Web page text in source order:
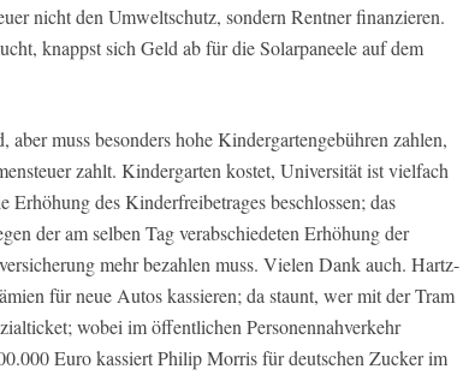
nicht den Umweltschutz, sondern Rentner finanzieren.
knappst sich Geld ab für die Solarpaneele auf dem
muss besonders hohe Kindergartengebühren zahlen,
zahlt. Kindergarten kostet, Universität ist vielfach
Erhöhung des Kinderfreibetrages beschlossen; das
der am selben Tag verabschiedeten Erhöhung der
mehr bezahlen muss. Vielen Dank auch. Hartz-
für neue Autos kassieren; da staunt, wer mit der Tram
wobei im öffentlichen Personennahverkehr
Euro kassiert Philip Morris für deutschen Zucker im